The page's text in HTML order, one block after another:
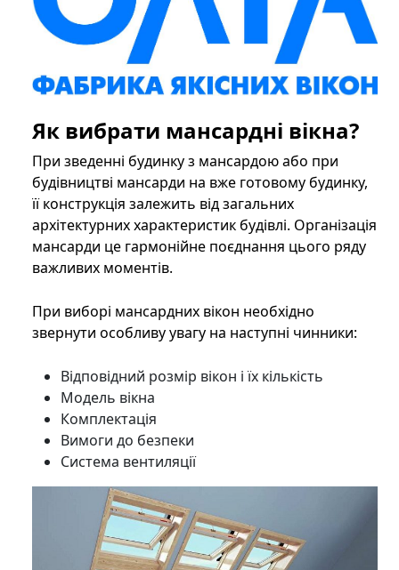
Як вибрати мансардні вікна?
При зведенні будинку з мансардою або при
будівництві мансарди на вже готовому будинку,
її конструкція залежить від загальних
архітектурних характеристик будівлі. Організація
мансарди це гармонійне поєднання цього ряду
важливих моментів.
При виборі мансардних вікон необхідно
звернути особливу увагу на наступні чинники:
Відповідний розмір вікон і їх кількість
Модель вікна
Комплектація
Вимоги до безпеки
Система вентиляції